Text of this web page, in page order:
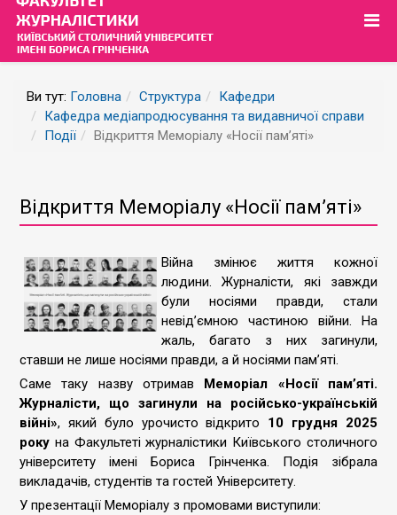
Ви тут: Головна Структура
Кафедри
Кафедра медіапродюсування та видавничої справи
Події
Відкриття Меморіалу «Носії пам’яті»
Відкриття Меморіалу «Носії пам’яті»
Війна змінює життя кожної
людини. Журналісти, які завжди
були носіями правди, стали
невід’ємною частиною війни. На
жаль, багато з них загинули,
ставши не лише носіями правди, а й носіями пам’яті.
Саме таку назву отримав Меморіал «Носії пам’яті.
Журналісти, що загинули на російсько-українській
війні», який було урочисто відкрито 10 грудня 2025
року на Факультеті журналістики Київського столичного
університету імені Бориса Грінченка. Подія зібрала
викладачів, студентів та гостей Університету.
У презентації Меморіалу з промовами виступили: